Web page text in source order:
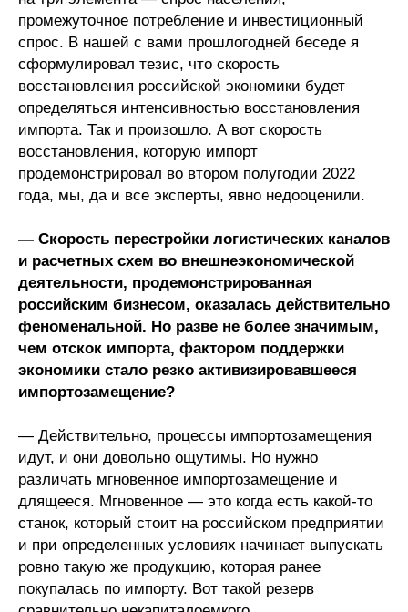
промежуточное потребление и инвестиционный
спрос. В нашей с вами прошлогодней беседе я
сформулировал тезис, что скорость
восстановления российской экономики будет
определяться интенсивностью восстановления
импорта. Так и произошло. А вот скорость
восстановления, которую импорт
продемонстрировал во втором полугодии 2022
года, мы, да и все эксперты, явно недооценили.
— Скорость перестройки логистических каналов
и расчетных схем во внешнеэкономической
деятельности, продемонстрированная
российским бизнесом, оказалась действительно
феноменальной. Но разве не более значимым,
чем отскок импорта, фактором поддержки
экономики стало резко активизировавшееся
импортозамещение?
— Действительно, процессы импортозамещения
идут, и они довольно ощутимы. Но нужно
различать мгновенное импортозамещение и
длящееся. Мгновенное — это когда есть какой-то
станок, который стоит на российском предприятии
и при определенных условиях начинает выпускать
ровно такую же продукцию, которая ранее
покупалась по импорту. Вот такой резерв